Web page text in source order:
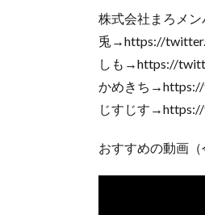
株式会社まろメン
兎→https://
しも→https://
かめきち→https://
じすじす
おすすめの動画（